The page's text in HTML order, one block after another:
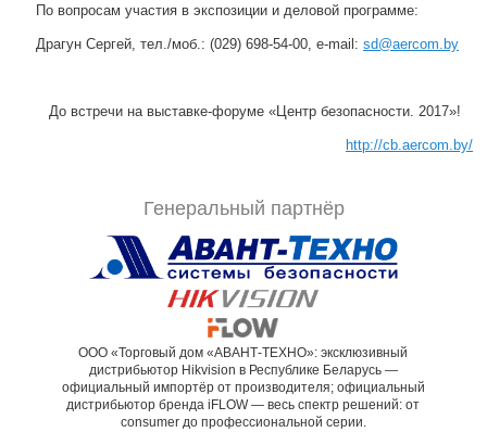
По вопросам участия в экспозиции и деловой программе:
Драгун Сергей, тел./моб.: (029) 698-54-00, e-mail: sd@aercom.by
До встречи на выставке-форуме «Центр безопасности. 2017»!
http://cb.aercom.by/
Генеральный партнёр
ООО «Торговый дом «АВАНТ-ТЕХНО»: эксклюзивный
дистрибьютор Hikvision в Республике Беларусь —
официальный импортёр от производителя; официальный
дистрибьютор бренда iFLOW — весь спектр решений: от
consumer до профессиональной серии.